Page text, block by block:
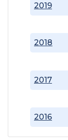
2016
2017
2018
2019